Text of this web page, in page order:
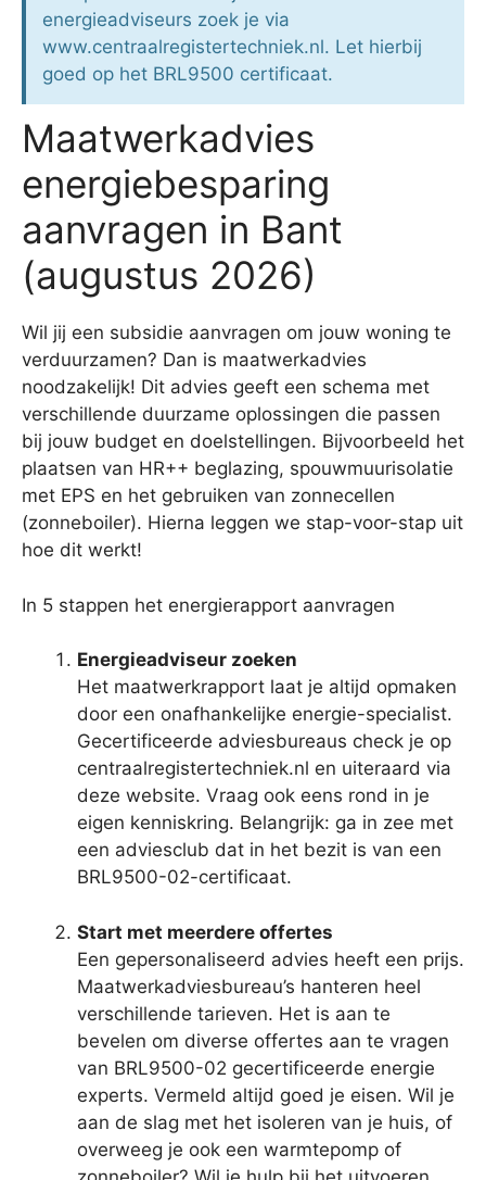
energieadviseurs zoek je via
www.centraalregistertechniek.nl. Let hierbij
goed op het BRL9500 certificaat.
Maatwerkadvies
energiebesparing
aanvragen in Bant
(augustus 2026)
Wil jij een subsidie aanvragen om jouw woning te
verduurzamen? Dan is maatwerkadvies
noodzakelijk! Dit advies geeft een schema met
verschillende duurzame oplossingen die passen
bij jouw budget en doelstellingen. Bijvoorbeeld het
plaatsen van HR++ beglazing, spouwmuurisolatie
met EPS en het gebruiken van zonnecellen
(zonneboiler). Hierna leggen we stap-voor-stap uit
hoe dit werkt!
In 5 stappen het energierapport aanvragen
Energieadviseur zoeken
Het maatwerkrapport laat je altijd opmaken
door een onafhankelijke energie-specialist.
Gecertificeerde adviesbureaus check je op
centraalregistertechniek.nl en uiteraard via
deze website. Vraag ook eens rond in je
eigen kenniskring. Belangrijk: ga in zee met
een adviesclub dat in het bezit is van een
BRL9500-02-certificaat.
Start met meerdere offertes
Een gepersonaliseerd advies heeft een prijs.
Maatwerkadviesbureau’s hanteren heel
verschillende tarieven. Het is aan te
bevelen om diverse offertes aan te vragen
van BRL9500-02 gecertificeerde energie
experts. Vermeld altijd goed je eisen. Wil je
aan de slag met het isoleren van je huis, of
overweeg je ook een warmtepomp of